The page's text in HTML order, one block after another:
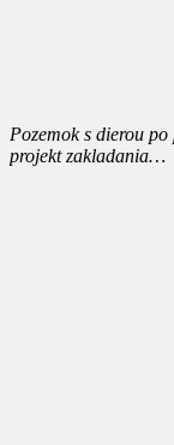
Pozemok s dierou
projekt zakladania…